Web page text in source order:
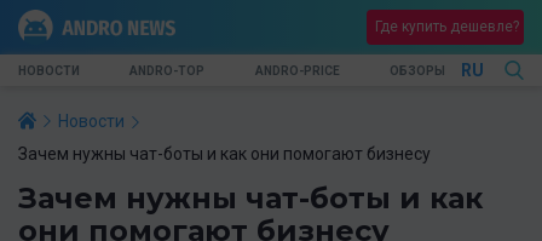
Где купить дешевле?
НОВОСТИ ANDRO-TOP ANDRO-PRICE ОБЗОРЫ RU
Новости
Зачем нужны чат-боты и как они помогают бизнесу
Зачем нужны чат-боты и как
они помогают бизнесу